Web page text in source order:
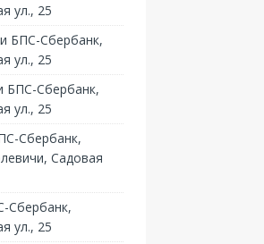
ул., 25
БПС-Сбербанк,
ул., 25
БПС-Сбербанк,
ул., 25
Сбербанк,
Садовая
Сбербанк,
ул., 25